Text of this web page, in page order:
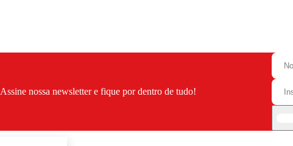
Assine nossa newsletter e fique por dentro de tudo!